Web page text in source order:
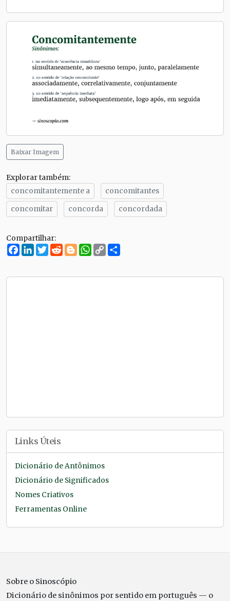
Baixar Imagem
Explorar também:
concomitantemente a
concomitantes
concomitar
concorda concordada
Compartilhar:
Facebook
LinkedIn
Twitter
RedditBloggerWhatsApp
Copy
Link
Links Úteis
Dicionário de Antônimos
Dicionário de Significados
Nomes Criativos
Ferramentas Online
Sobre o Sinoscópio
Dicionário de sinônimos por sentido em português — o